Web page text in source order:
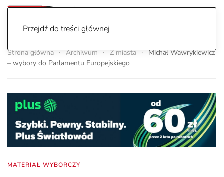
Przejdź do treści głównej
Strona główna Archiwum Z miasta
Michał Wawrykiewicz
– wybory do Parlamentu Europejskiego
MATERIAŁ WYBORCZY